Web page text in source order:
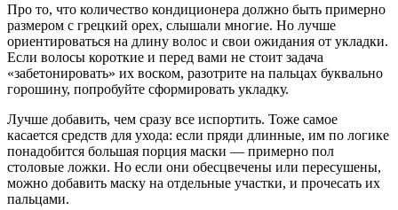
Про то, что количество кондиционера должно быть примерно
размером с грецкий орех, слышали многие. Но лучше
ориентироваться на длину волос и свои ожидания от укладки.
Если волосы короткие и перед вами не стоит задача
«забетонировать» их воском, разотрите на пальцах буквально
горошину, попробуйте сформировать укладку.
Лучше добавить, чем сразу все испортить. Тоже самое
касается средств для ухода: если пряди длинные, им по логике
понадобится большая порция маски — примерно пол
столовые ложки. Но если они обесцвечены или пересушены,
можно добавить маску на отдельные участки, и прочесать их
пальцами.